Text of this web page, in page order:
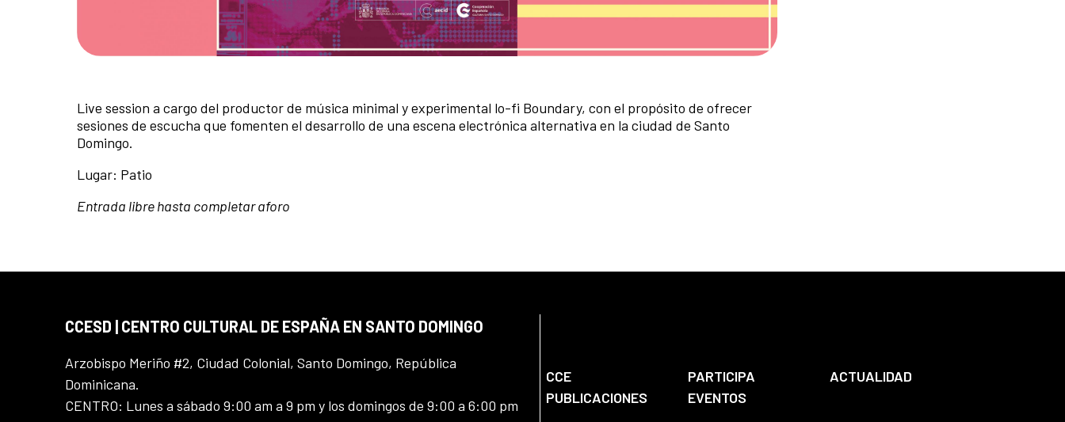
Live session a cargo del productor de música minimal y experimental lo-fi Boundary, con el propósito de ofrecer
sesiones de escucha que fomenten el desarrollo de una escena electrónica alternativa en la ciudad de Santo
Domingo.
Lugar: Patio
Entrada libre hasta completar aforo
CCESD | CENTRO CULTURAL DE ESPAÑA EN SANTO DOMINGO
Arzobispo Meriño #2, Ciudad Colonial, Santo Domingo, República
Dominicana.
CENTRO: Lunes a sábado 9:00 am a 9 pm y los domingos de 9:00 a 6:00 pm
CCE PARTICIPA
ACTUALIDAD
PUBLICACIONES
EVENTOS